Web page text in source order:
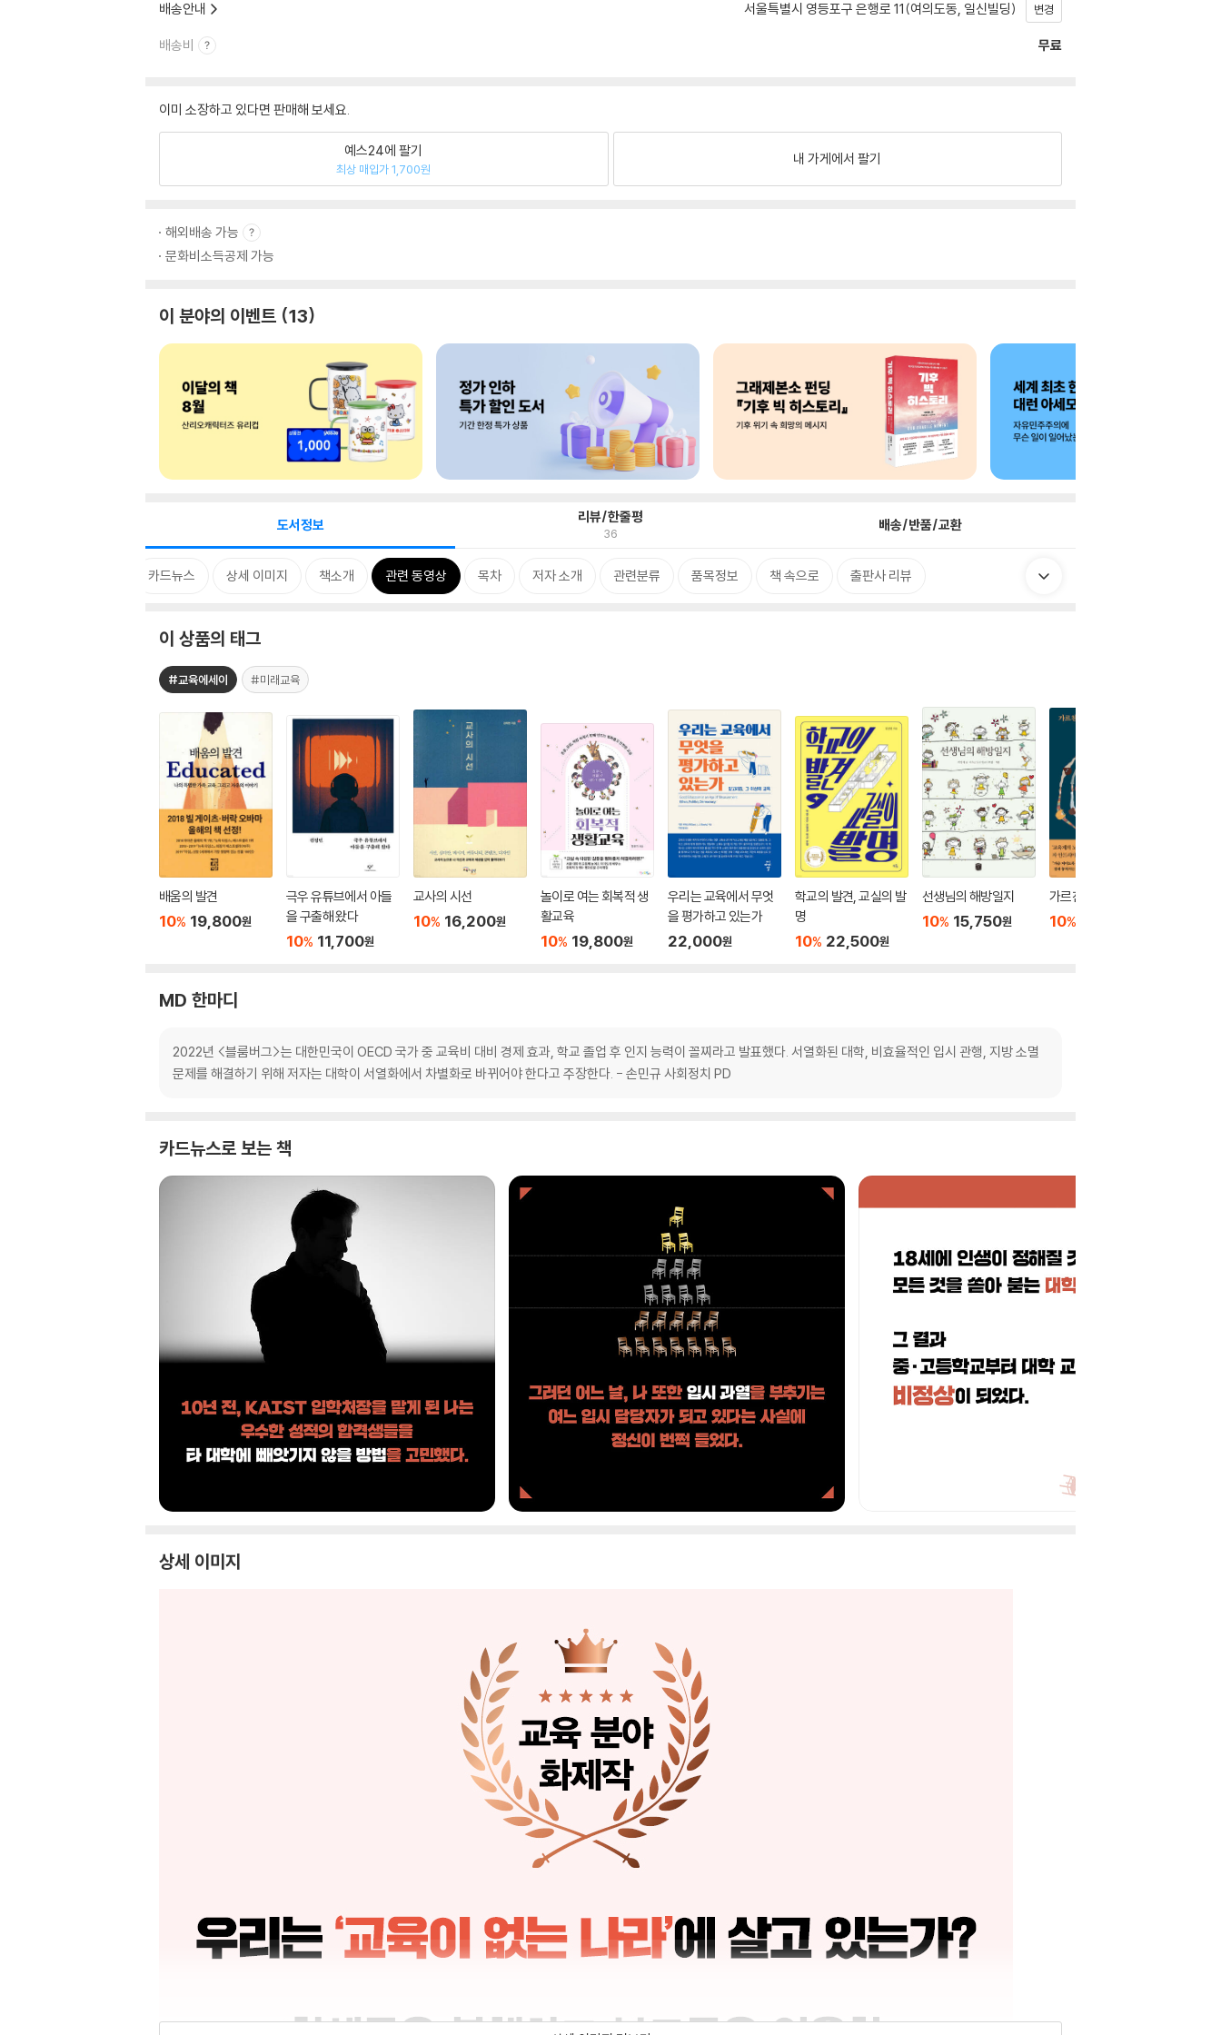
배송안내 서울특별시 영등포구 은행로 11(여의도동, 일신빌딩) 변경
배송비 무료
이미 소장하고 있다면 판매해 보세요.
예스24에 팔기
최상 매입가 1,700원
내 가게에서 팔기
해외배송 가능
문화비소득공제 가능
이 분야의 이벤트 13
도서정보 리뷰/한줄평
36 배송/반품/교환
카드뉴스 상세 이미지 책소개 관련 동영상 목차 저자 소개 관련분류 품목정보 책 속으로 출판사 리뷰
이 상품의 태그
#교육에세이 #미래교육
배움의 발견
10% 19,800원
극우 유튜브에서 아들
을 구출해 왔다
10% 11,700원
교사의 시선
10% 16,200원
놀이로 여는 회복적 생
활교육
10% 19,800원
우리는 교육에서 무엇
을 평가하고 있는가
22,000원
학교의 발견, 교실의 발
명
10% 22,500원
선생님의 해방일지
10% 15,750원
가르친다는 마법
10%
MD 한마디
2022년 <블룸버그>는 대한민국이 OECD 국가 중 교육비 대비 경제 효과, 학교 졸업 후 인지 능력이 꼴찌라고 발표했다. 서열화된 대학, 비효율적인 입시 관행, 지방 소멸
문제를 해결하기 위해 저자는 대학이 서열화에서 차별화로 바뀌어야 한다고 주장한다. - 손민규 사회정치 PD
카드뉴스로 보는 책
상세 이미지